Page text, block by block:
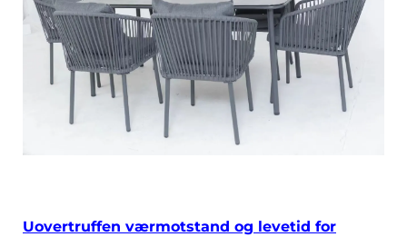
Uovertruffen værmotstand og levetid for